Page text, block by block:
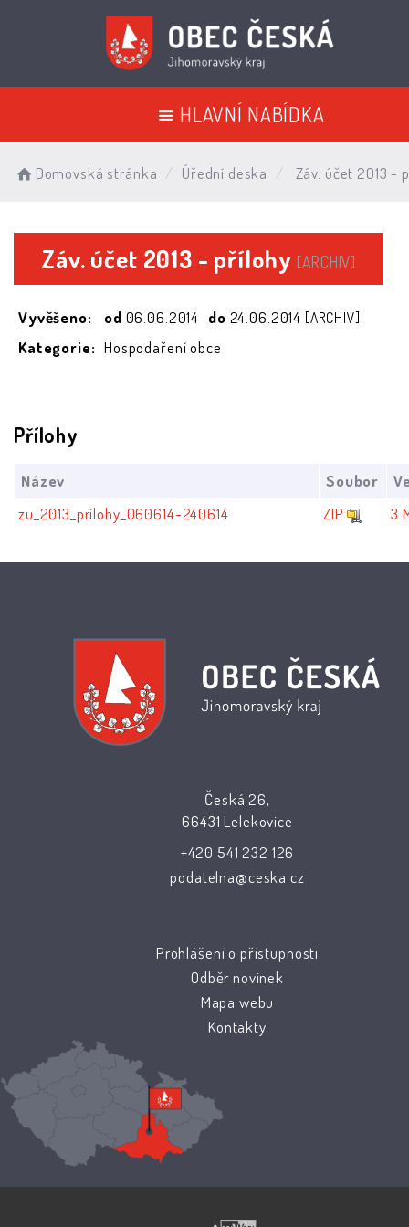
HLAVNÍ NABÍDKA
Domovská stránka Úřední deska Záv. účet 2013 -
Záv. účet 2013 - přílohy [ARCHIV]
Vyvěšeno: od 06.06.2014 do 24.06.2014 [ARCHIV]
Kategorie: Hospodaření obce
Přílohy
Název Soubor
zu_2013_prilohy_060614-240614
ZIP 3
Česká 26,
66431 Lelekovice
+420 541 232 126
podatelna@ceska.cz
Prohlášení o přístupnosti
Odběr novinek
Mapa webu
Kontakty